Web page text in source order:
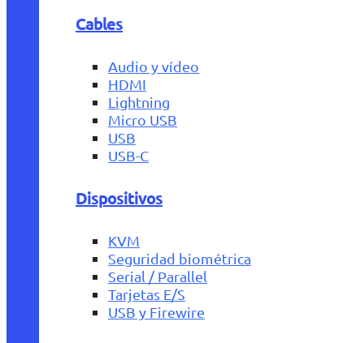
Cables
Audio y vídeo
HDMI
Lightning
Micro USB
USB
USB-C
Dispositivos
KVM
Seguridad biométrica
Serial / Parallel
Tarjetas E/S
USB y Firewire